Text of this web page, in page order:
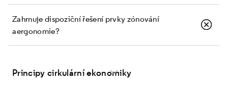
Zahrnuje dispoziční řešení prvky zónování
a ergonomie?
Principy cirkulární ekonomiky